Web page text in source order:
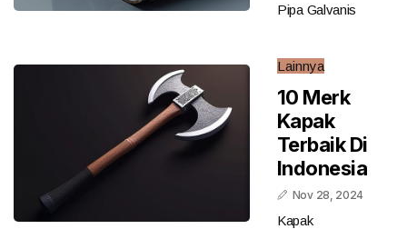
Pipa Galvanis
Lainnya
10 Merk
Kapak
Terbaik Di
Indonesia
Nov 28, 2024
Kapak